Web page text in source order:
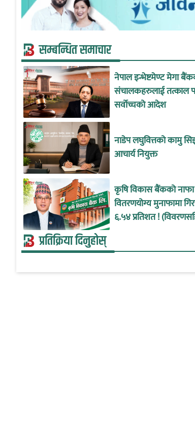
सम्बन्धित समाचार
नेपाल इन्भेष्टमेण्ट मेगा
संचालकहरुलाई तत्काल
सर्वोच्चको आदेश
नाडेप लघुवित्तको कामु
आचार्य नियुक्त
कृषि विकास बैंकको
वितरणयोग्य मुनाफामा
६.५४ प्रतिशत !
प्रतिक्रिया दिनुहोस्